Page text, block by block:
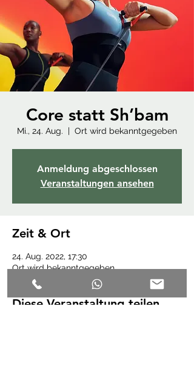
Core statt Sh’bam
Mi., 24. Aug.
  |
Ort wird bekanntgegeben
Anmeldung abgeschlossen
Veranstaltungen ansehen
Zeit & Ort
24. Aug. 2022, 17:30
Ort wird bekanntgegeben
Diese Veranstaltung teilen